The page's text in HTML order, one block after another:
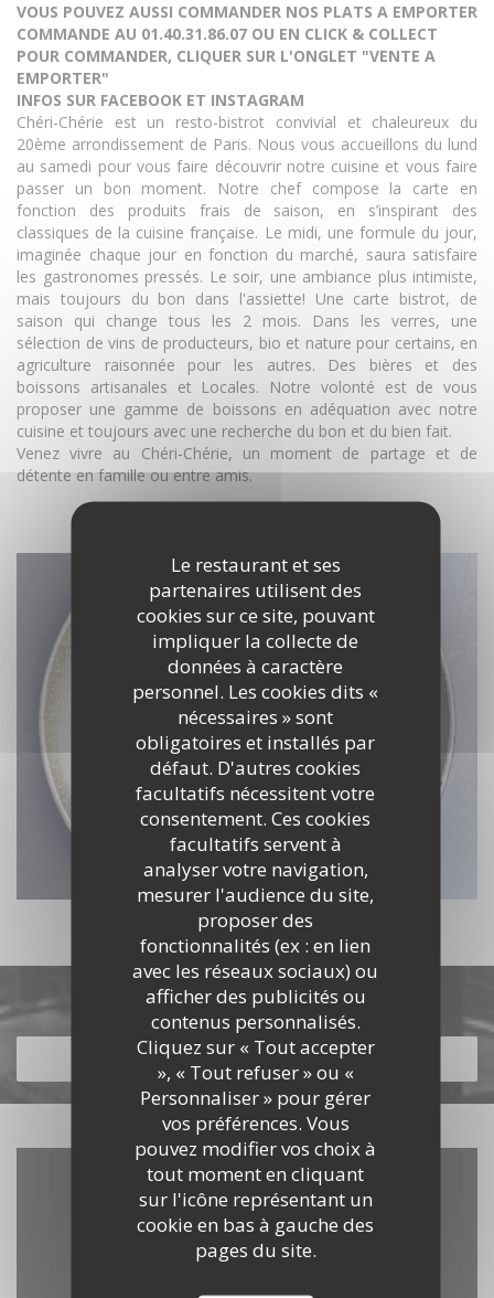
Le restaurant et ses
partenaires utilisent des
cookies sur ce site, pouvant
impliquer la collecte de
données à caractère
personnel. Les cookies dits «
nécessaires » sont
obligatoires et installés par
défaut. D'autres cookies
facultatifs nécessitent votre
consentement. Ces cookies
facultatifs servent à
analyser votre navigation,
mesurer l'audience du site,
proposer des
fonctionnalités (ex : en lien
avec les réseaux sociaux) ou
afficher des publicités ou
contenus personnalisés.
Cliquez sur « Tout accepter
», « Tout refuser » ou «
Personnaliser » pour gérer
vos préférences. Vous
pouvez modifier vos choix à
tout moment en cliquant
sur l'icône représentant un
cookie en bas à gauche des
pages du site.
VOUS POUVEZ AUSSI COMMANDER NOS PLATS A EMPORTER
COMMANDE AU 01.40.31.86.07 OU EN CLICK & COLLECT
POUR COMMANDER, CLIQUER SUR L'ONGLET "VENTE A
EMPORTER"
INFOS SUR FACEBOOK ET INSTAGRAM
Chéri-Chérie est un resto-bistrot convivial et chaleureux du
20ème arrondissement de Paris. Nous vous accueillons du lund
au samedi pour vous faire découvrir notre cuisine et vous faire
passer un bon moment. Notre chef compose la carte en
fonction des produits frais de saison, en s’inspirant des
classiques de la cuisine française. Le midi, une formule du jour,
imaginée chaque jour en fonction du marché, saura satisfaire
les gastronomes pressés. Le soir, une ambiance plus intimiste,
mais toujours du bon dans l'assiette! Une carte bistrot, de
saison qui change tous les 2 mois. Dans les verres, une
sélection de vins de producteurs, bio et nature pour certains, en
agriculture raisonnée pour les autres. Des bières et des
boissons artisanales et Locales. Notre volonté est de vous
proposer une gamme de boissons en adéquation avec notre
cuisine et toujours avec une recherche du bon et du bien fait.
Venez vivre au Chéri-Chérie, un moment de partage et de
détente en famille ou entre amis.
Découvrir notre carte
DÉCOUVRIR NOTRE CARTE